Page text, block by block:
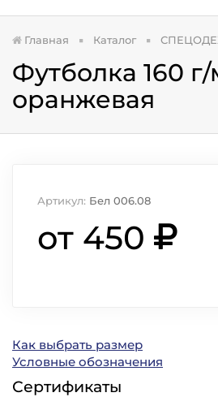
Главная Каталог
Футболка 160
оранжевая
Артикул: Бел 006.08
от 450
Как выбрать размер
Условные обозначения
Сертификаты